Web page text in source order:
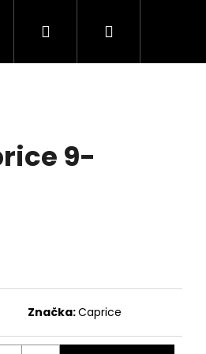
PřihlášeníNákupní
9-
Značka:Caprice